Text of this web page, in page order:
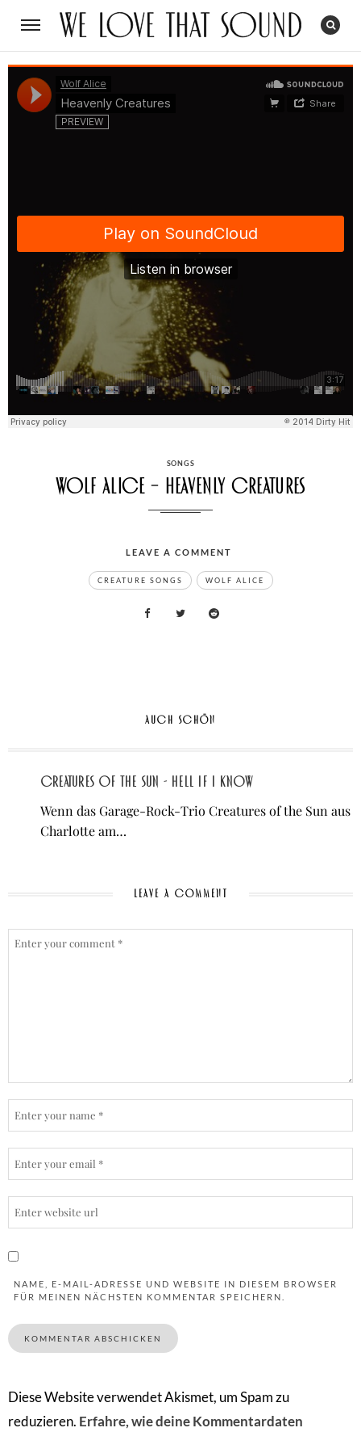
CATEGORIES
SONGS
Wolf Alice – Heavenly Creatures
LEAVE A COMMENT
WOLF
ALICE
–
CREATURE SONGS WOLF ALICE
AUCH SCHÖN
Creatures of the Sun - Hell If I Know
Wenn das Garage-Rock-Trio Creatures of the Sun aus
Charlotte am…
LEAVE A COMMENT
NAME, E-MAIL-ADRESSE UND WEBSITE IN DIESEM BROWSER
FÜR MEINEN NÄCHSTEN KOMMENTAR SPEICHERN.
Diese Website verwendet Akismet, um Spam zu
reduzieren. Erfahre, wie deine Kommentardaten